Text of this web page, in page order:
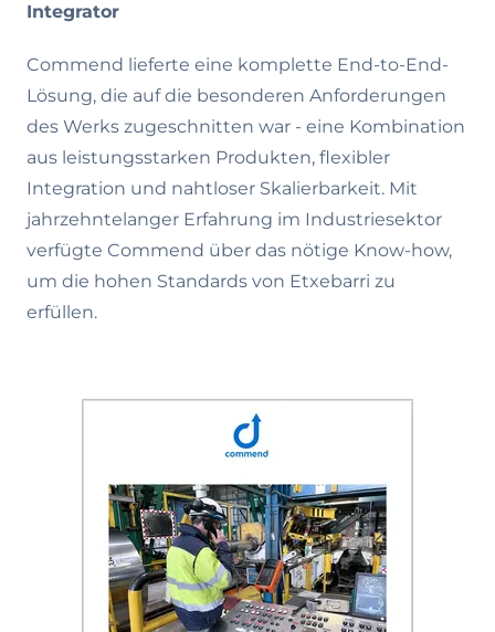
Integrator
Commend lieferte eine komplette End-to-End-
Lösung, die auf die besonderen Anforderungen
des Werks zugeschnitten war - eine Kombination
aus leistungsstarken Produkten, flexibler
Integration und nahtloser Skalierbarkeit. Mit
jahrzehntelanger Erfahrung im Industriesektor
verfügte Commend über das nötige Know-how,
um die hohen Standards von Etxebarri zu
erfüllen.